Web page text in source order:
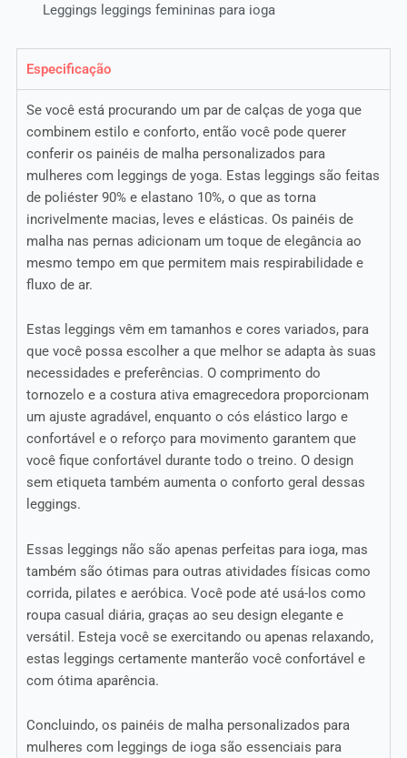
Leggings leggings femininas para ioga
Especificação
Se você está procurando um par de calças de yoga que
combinem estilo e conforto, então você pode querer
conferir os painéis de malha personalizados para
mulheres com leggings de yoga. Estas leggings são feitas
de poliéster 90% e elastano 10%, o que as torna
incrivelmente macias, leves e elásticas. Os painéis de
malha nas pernas adicionam um toque de elegância ao
mesmo tempo em que permitem mais respirabilidade e
fluxo de ar.
Estas leggings vêm em tamanhos e cores variados, para
que você possa escolher a que melhor se adapta às suas
necessidades e preferências. O comprimento do
tornozelo e a costura ativa emagrecedora proporcionam
um ajuste agradável, enquanto o cós elástico largo e
confortável e o reforço para movimento garantem que
você fique confortável durante todo o treino. O design
sem etiqueta também aumenta o conforto geral dessas
leggings.
Essas leggings não são apenas perfeitas para ioga, mas
também são ótimas para outras atividades físicas como
corrida, pilates e aeróbica. Você pode até usá-los como
roupa casual diária, graças ao seu design elegante e
versátil. Esteja você se exercitando ou apenas relaxando,
estas leggings certamente manterão você confortável e
com ótima aparência.
Concluindo, os painéis de malha personalizados para
mulheres com leggings de ioga são essenciais para